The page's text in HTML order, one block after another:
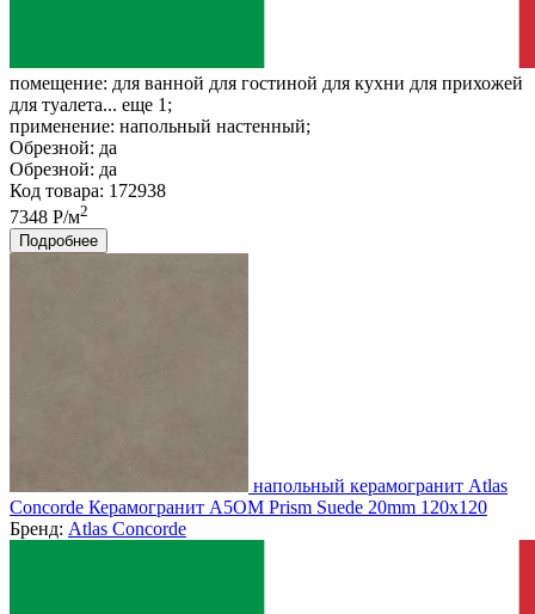
помещение: для ванной для гостиной для кухни для прихожей
для туалета... еще 1;
применение: напольный настенный;
Обрезной: да
Обрезной: да
Код товара: 172938
7348 Р/м2
Подробнее
напольный керамогранит Atlas
Concorde Керамогранит A5OM Prism Suede 20mm 120x120
Бренд: Atlas Concorde